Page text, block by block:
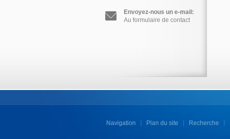
Envoyez-nous un e-mail:
Au formulaire de contact
Navigation Plan du site Recherche